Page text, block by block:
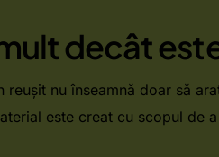
decât
reușit nu înseamnă doar să
este creat cu scopul de